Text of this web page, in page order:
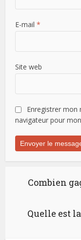
E-mail*
Site web
Enregistrer
navigateur pour
Combien
Quelle est